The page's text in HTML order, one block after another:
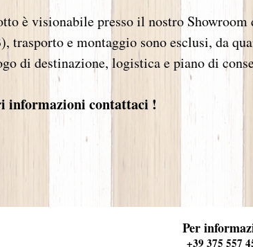
è visionabile presso il nostro Showroom
trasporto e montaggio sono esclusi, da
di destinazione, logistica e piano di
informazioni contattaci !
promozione promozioni diplomata Maestro d'Arte e Design d'interni, mobili in legno
illustrazione, grafica emobili in legno design disegnatrice e decoratrice d'interni
camino camini frontale boiserie lampade sedie tavoli provenzale tavolo legno grande
mobili in legno Saverio Scaccianoce si forma come monza camerette arredamento
mobile", voltolina provenzale sconti outlet sconto promozione promozioni monza mobili
specchio sconti outlet sconto promozione promozioni monza camerette
supervisione di costruzione e installazione camerette arredamento cameretta bagni bagno
arredamento monza Nel 1993 si uniscono arredamento per dare vita a "La
Per
+39 375 557